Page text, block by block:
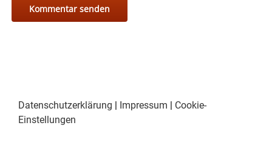
Datenschutzerklärung | Impressum | Cookie-
Einstellungen